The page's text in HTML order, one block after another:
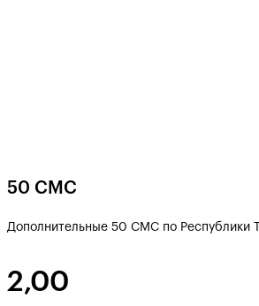
50 СМС
Дополнительные 50 СМС по Республики
2,00